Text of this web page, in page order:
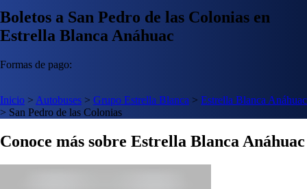
Boletos a San Pedro de las Colonias en
Estrella Blanca Anáhuac
Formas de pago:
Inicio > Autobuses > Grupo Estrella Blanca > Estrella Blanca Anáhuac
> San Pedro de las Colonias
Conoce más sobre Estrella Blanca Anáhuac